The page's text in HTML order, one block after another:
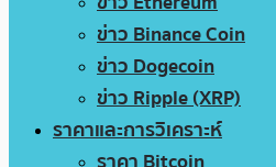
ข่าว Binance Coin
ข่าว Dogecoin
ข่าว Ripple (XRP)
ราคาและการวิเคราะห์